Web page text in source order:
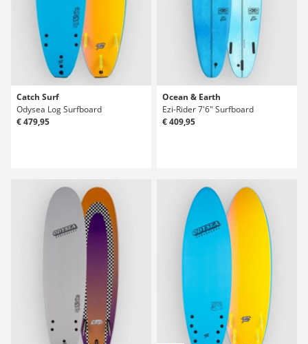
Catch Surf
Odysea Log Surfboard
€ 479,95
Ocean & Earth
Ezi-Rider 7'6" Surfboard
€ 409,95